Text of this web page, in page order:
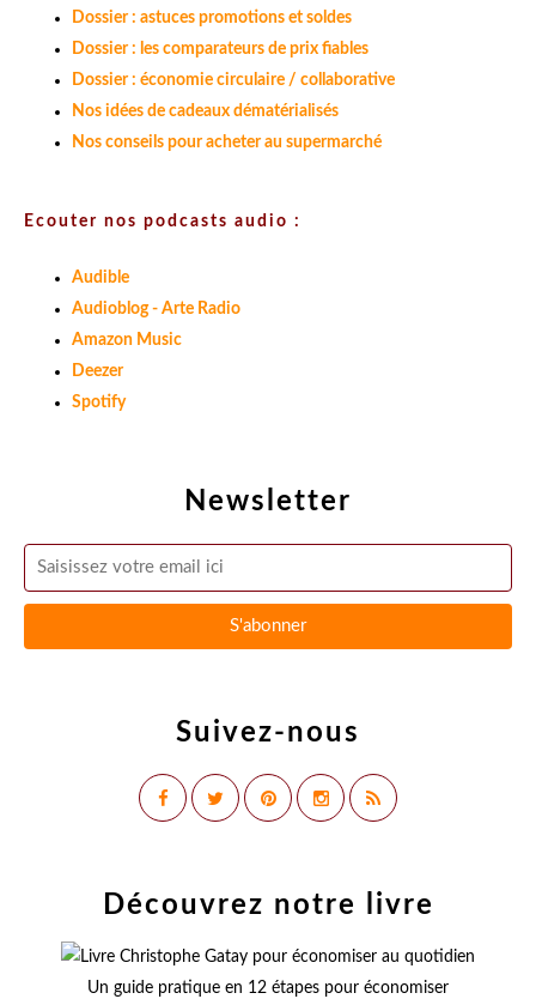
Newsletter
Suivez-nous
Dossier : astuces promotions et soldes
Dossier : les comparateurs de prix fiables
Dossier : économie circulaire / collaborative
Nos idées de cadeaux dématérialisés
Nos conseils pour acheter au supermarché
Ecouter nos podcasts audio :
Audible
Audioblog - Arte Radio
Amazon Music
Deezer
Spotify
Découvrez notre livre
Un guide pratique en 12 étapes pour économiser